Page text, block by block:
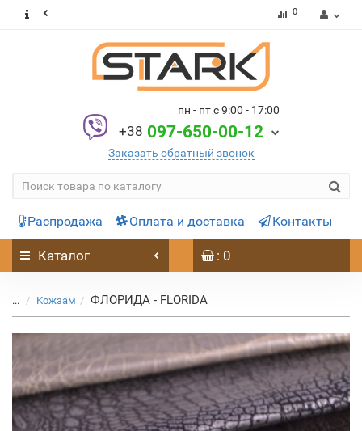
0
пн - пт с 9:00 - 17:00
+38 097-650-00-12
Заказать обратный звонок
Распродажа Оплата и доставка Контакты
Каталог : 0
... Кожзам ФЛОРИДА - FLORIDA